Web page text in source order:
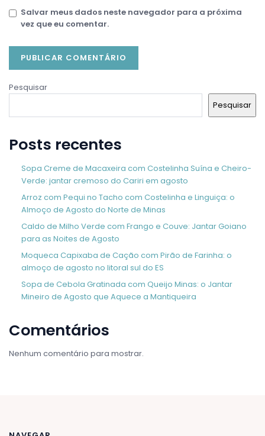
Salvar meus dados neste navegador para a próxima
vez que eu comentar.
Pesquisar
Pesquisar
Posts recentes
Sopa Creme de Macaxeira com Costelinha Suína e Cheiro-
Verde: jantar cremoso do Cariri em agosto
Arroz com Pequi no Tacho com Costelinha e Linguiça: o
Almoço de Agosto do Norte de Minas
Caldo de Milho Verde com Frango e Couve: Jantar Goiano
para as Noites de Agosto
Moqueca Capixaba de Cação com Pirão de Farinha: o
almoço de agosto no litoral sul do ES
Sopa de Cebola Gratinada com Queijo Minas: o Jantar
Mineiro de Agosto que Aquece a Mantiqueira
Comentários
Nenhum comentário para mostrar.